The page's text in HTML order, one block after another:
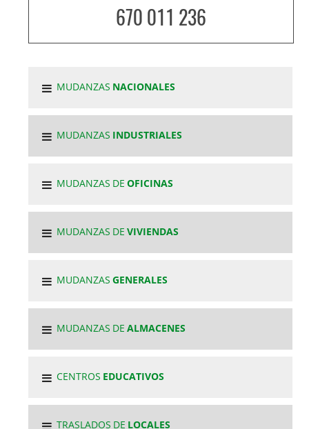
670 011 236
MUDANZAS NACIONALES
MUDANZAS INDUSTRIALES
MUDANZAS DEOFICINAS
MUDANZAS DEVIVIENDAS
MUDANZASGENERALES
MUDANZAS DEALMACENES
CENTROS EDUCATIVOS
TRASLADOS DE LOCALES